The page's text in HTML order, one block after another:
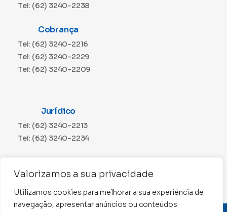
Valorizamos a sua privacidade
Utilizamos cookies para melhorar a sua experiência de
navegação, apresentar anúncios ou conteúdos
Tel: (62) 3240-2238
Cobrança
Tel: (62) 3240-2216
Tel: (62) 3240-2229
Tel: (62) 3240-2209
Jurídico
Tel: (62) 3240-2213
Tel: (62) 3240-2234
Tel: (62) 3240-2230